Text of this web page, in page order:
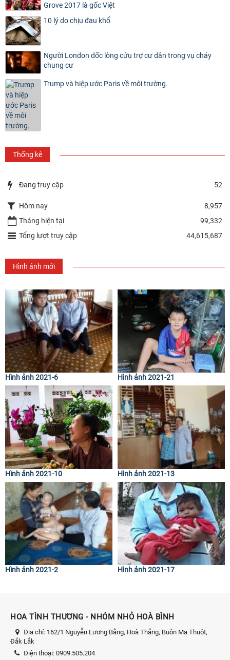
Grove 2017 là gốc Việt
10 lý do chịu đau khổ
Người London dốc lòng cứu trợ cư dân trong vụ cháy
chung cư
Trump và hiệp ước Paris về môi trường.
Thống kê
Đang truy cập 52
Hôm nay
8,957
Tháng hiện tại
99,332
Tổng lượt truy cập
44,615,687
Hình ảnh mới
Hình ảnh 2021-6 Hình ảnh 2021-21
Hình ảnh 2021-10 Hình ảnh 2021-13
Hình ảnh 2021-2 Hình ảnh 2021-17
HOA TÌNH THƯƠNG - NHÓM NHỎ HOÀ BÌNH
Địa chỉ: 162/1 Nguyễn Lương Bằng, Hoà Thắng, Buôn Ma Thuột,
Đắk Lắk
Điện thoại: 0909.505.204